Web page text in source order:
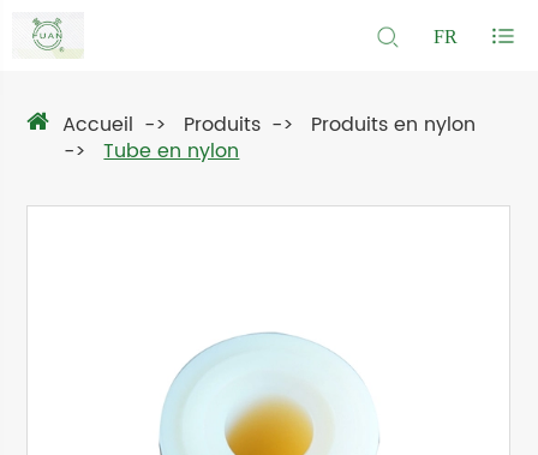
FR
Accueil Produits
Produits en nylon
Tube en nylon